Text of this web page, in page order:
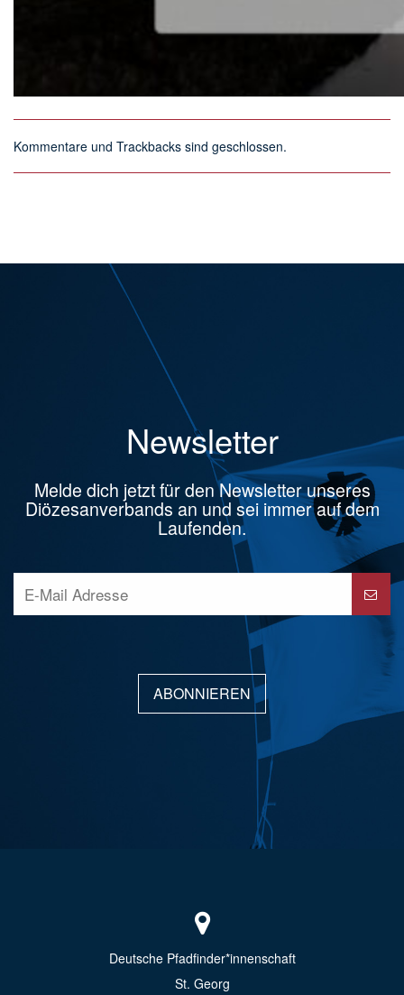
Kommentare und Trackbacks sind geschlossen.
Newsletter
Melde dich jetzt für den Newsletter unseres
Diözesanverbands an und sei immer auf dem
Laufenden.
ABONNIEREN
Deutsche Pfadfinder*innenschaft
St. Georg